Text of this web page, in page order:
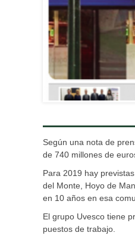
Según una nota de
de 740 millones de
Para 2019 hay
del Monte, Hoyo de
en 10 años en esa
El grupo Uvesco tiene
puestos de trabajo.